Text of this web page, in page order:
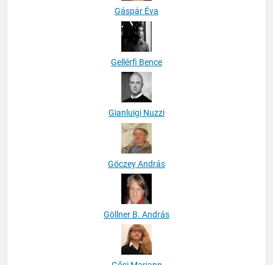
Gáspár Éva
Gellérfi Bence
Gianluigi Nuzzi
Göczey András
Göllner B. András